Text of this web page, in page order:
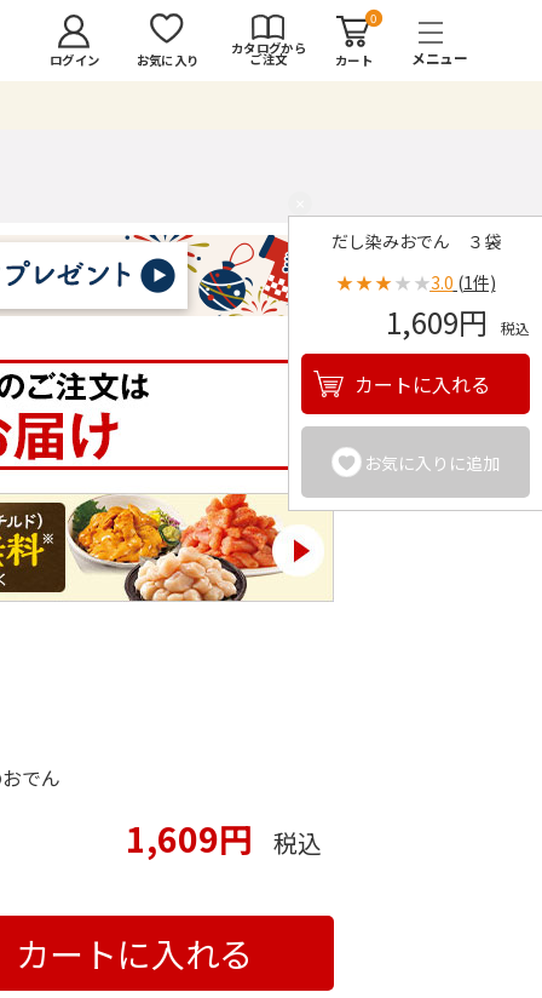
ログイン お気に入り
カタログから
ご注文
0
カート
だし染みおでん ３袋
★★★★ ★3.0 (1件)
1,609円 税込
カートに入れる
お気に入りに追加
でん
1,609円 税込
カートに入れる